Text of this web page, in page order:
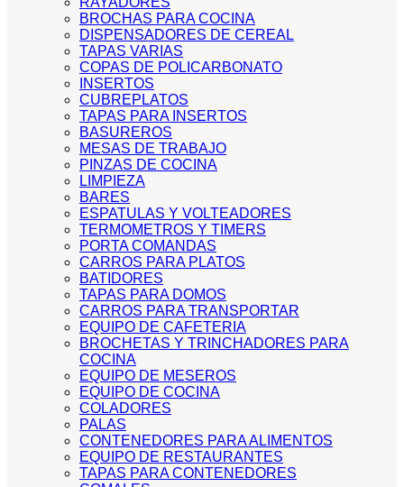
BROCHAS PARA COCINA
DISPENSADORES DE CEREAL
TAPAS VARIAS
COPAS DE POLICARBONATO
INSERTOS
CUBREPLATOS
TAPAS PARA INSERTOS
BASUREROS
MESAS DE TRABAJO
PINZAS DE COCINA
LIMPIEZA
BARES
ESPATULAS Y VOLTEADORES
TERMOMETROS Y TIMERS
PORTA COMANDAS
CARROS PARA PLATOS
BATIDORES
TAPAS PARA DOMOS
CARROS PARA TRANSPORTAR
EQUIPO DE CAFETERIA
BROCHETAS Y TRINCHADORES PARA
COCINA
EQUIPO DE MESEROS
EQUIPO DE COCINA
COLADORES
PALAS
CONTENEDORES PARA ALIMENTOS
EQUIPO DE RESTAURANTES
TAPAS PARA CONTENEDORES